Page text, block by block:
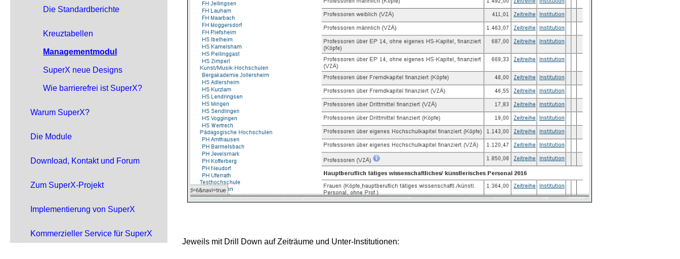
Die Standardberichte
Kreuztabellen
Managementmodul
SuperX neue Designs
Wie barrierefrei ist SuperX?
Warum SuperX?
Die Module
Download, Kontakt und Forum
Zum SuperX-Projekt
Implementierung von SuperX
Kommerzieller Service für SuperX
Jeweils mit Drill Down auf Zeiträume und Unter-Institutionen: